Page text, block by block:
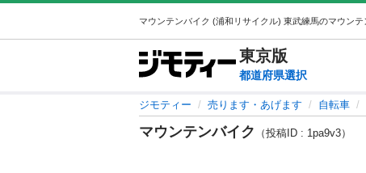
東京版
都道府県選択
ジモティー 売ります・あげます 自転車
マウンテンバイク
（投稿ID : 1pa9v3）